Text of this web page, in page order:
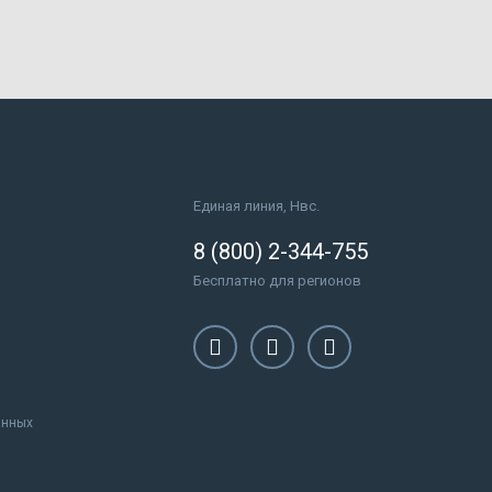
Единая линия, Нвс.
8 (800) 2-344-755
Бесплатно для регионов